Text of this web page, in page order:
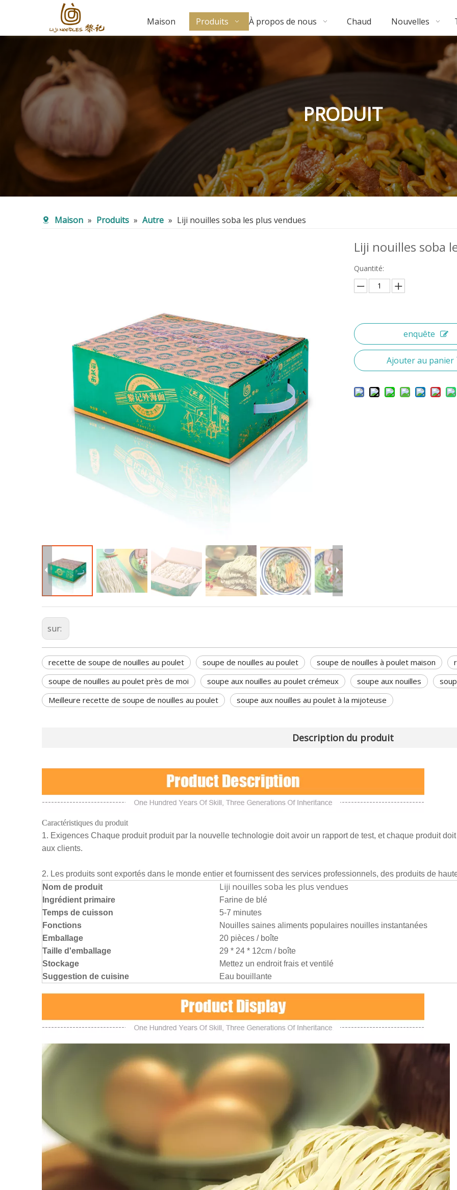
Maison Produits À propos de nous Chaud Nouvelles
PRODUIT
Maison » Produits » Autre » Liji nouilles soba les plus vendues
Liji nouilles soba
Quantité:
enquête
Ajouter au panier
sur:
recette de soupe de nouilles au poulet soupe de nouilles au poulet soupe de nouilles à poulet maison
soupe de nouilles au poulet près de moi
soupe aux nouilles au poulet crémeux soupe aux nouilles
Meilleure recette de soupe de nouilles au poulet
soupe aux nouilles au poulet à la mijoteuse
Description du produit
Caractéristiques du produit
1. Exigences Chaque produit produit par la nouvelle technologie doit avoir un rapport de test, et chaque produit
aux clients.
2. Les produits sont exportés dans le monde entier et fournissent des services professionnels, des produits de
Nom de produit
Liji nouilles soba les plus vendues
Ingrédient primaire
Farine de blé
Temps de cuisson
5-7 minutes
Fonctions
Nouilles saines aliments populaires nouilles instantanées
Emballage
20 pièces / boîte
Taille d'emballage
29 * 24 * 12cm / boîte
Stockage
Mettez un endroit frais et ventilé
Suggestion de cuisine
Eau bouillante